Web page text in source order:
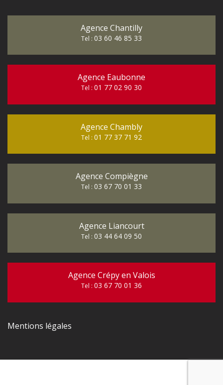
Agence Chantilly
Tel : 03 60 46 85 33
Agence Eaubonne
Tel : 01 77 02 90 30
Agence Chambly
Tel : 01 77 37 71 92
Agence Compiègne
Tel : 03 67 70 01 33
Agence Liancourt
Tel : 03 44 64 09 50
Agence Crépy en Valois
Tel : 03 67 70 01 36
Mentions légales